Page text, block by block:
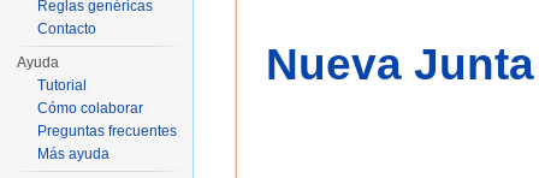
Nueva
Reglas genéricas
Contacto
Ayuda
Tutorial
Cómo colaborar
Preguntas frecuentes
Más ayuda